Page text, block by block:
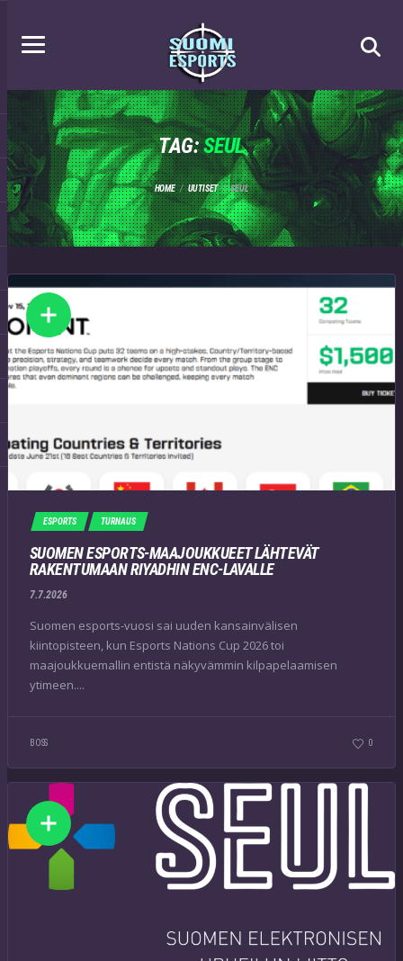
TAG:SEUL
HOME UUTISET SEUL
ESPORTS TURNAUS
SUOMEN ESPORTS-MAAJOUKKUEET LÄHTEVÄT
RAKENTUMAAN RIYADHIN ENC-LAVALLE
7.7.2026
Suomen esports-vuosi sai uuden kansainvälisen
kiintopisteen, kun Esports Nations Cup 2026 toi
maajoukkuemallin entistä näkyvämmin kilpapelaamisen
ytimeen....
BOSS 0